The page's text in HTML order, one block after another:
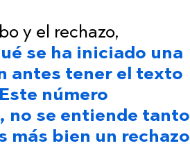
y el rechazo,
se ha iniciado una
antes tener el texto
número
no se entiende tanto
más bien un rechazo